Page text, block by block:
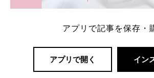
アプリで記事を保存・
アプリで開く イン